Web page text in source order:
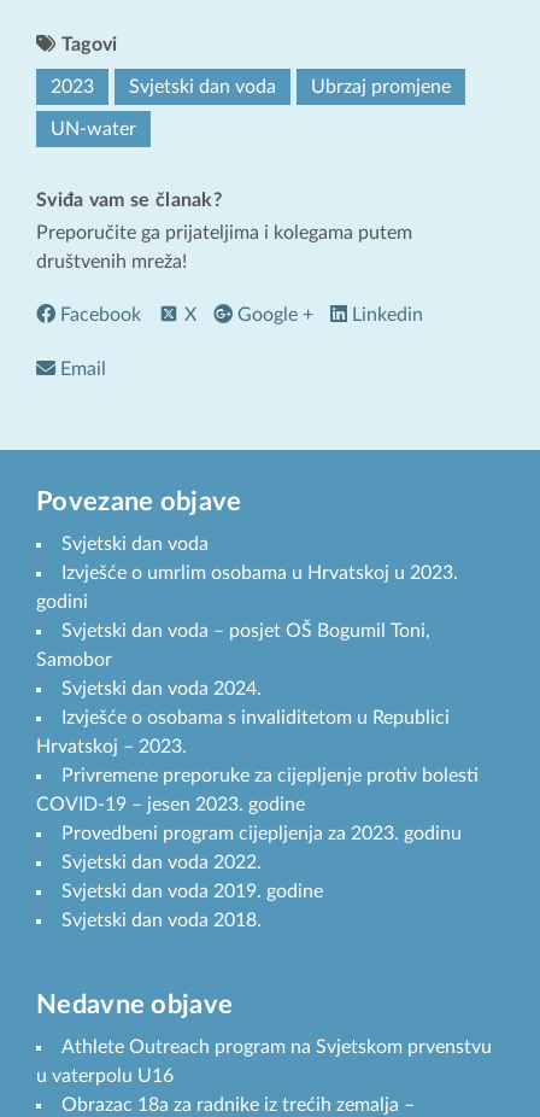
Tagovi
2023 Svjetski dan voda Ubrzaj promjene
UN-water
Sviđa vam se članak?
Preporučite ga prijateljima i kolegama putem
društvenih mreža!
Facebook X Google + Linkedin
Email
Povezane objave
Svjetski dan voda
Izvješće o umrlim osobama u Hrvatskoj u 2023.
godini
Svjetski dan voda – posjet OŠ Bogumil Toni,
Samobor
Svjetski dan voda 2024.
Izvješće o osobama s invaliditetom u Republici
Hrvatskoj – 2023.
Privremene preporuke za cijepljenje protiv bolesti
COVID-19 – jesen 2023. godine
Provedbeni program cijepljenja za 2023. godinu
Svjetski dan voda 2022.
Svjetski dan voda 2019. godine
Svjetski dan voda 2018.
Nedavne objave
Athlete Outreach program na Svjetskom prvenstvu
u vaterpolu U16
Obrazac 18a za radnike iz trećih zemalja –